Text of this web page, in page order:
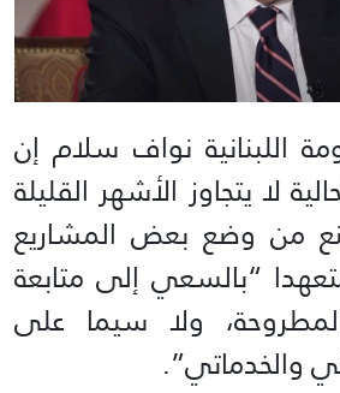
اللبنانية نواف سلام إن
لا يتجاوز الأشهر القليلة
من وضع بعض المشاريع
“بالسعي إلى متابعة
ولا سيما على
والخدماتي”.